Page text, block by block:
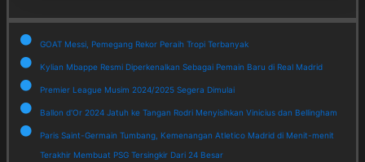
GOAT Messi, Pemegang Rekor Peraih Tropi Terbanyak
Kylian Mbappe Resmi Diperkenalkan Sebagai Pemain Baru di Real Madrid
Premier League Musim 2024/2025 Segera Dimulai
Ballon d'Or 2024 Jatuh ke Tangan Rodri Menyisihkan Vinicius dan Bellingham
Paris Saint-Germain Tumbang, Kemenangan Atletico Madrid di Menit-menit
Terakhir Membuat PSG Tersingkir Dari 24 Besar